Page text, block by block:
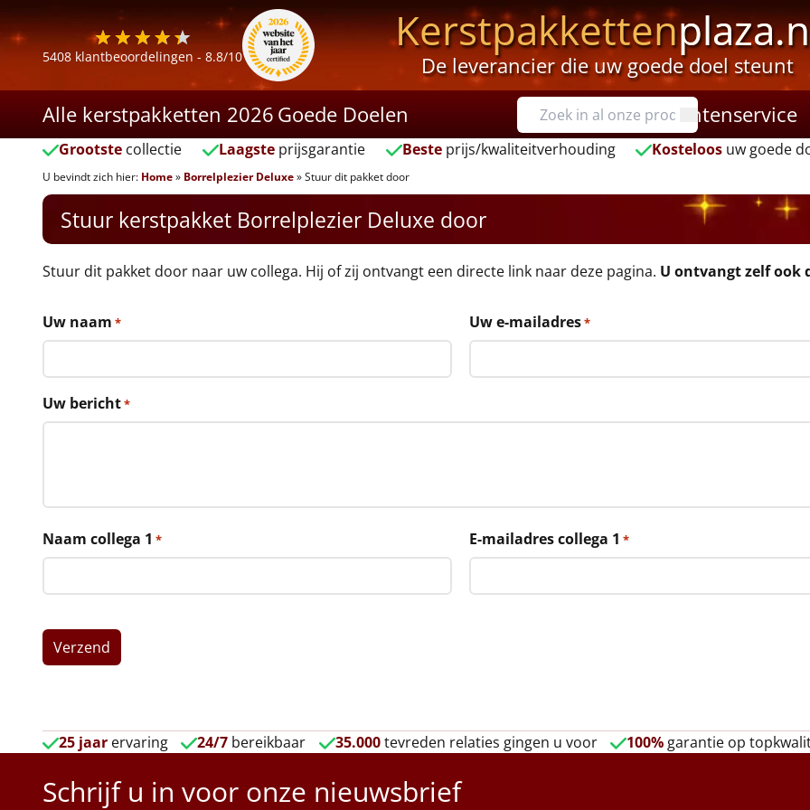
5408 klantbeoordelingen - 8.8/10 Kerstpakketten
De leverancier die uw goede doel steunt
Alle kerstpakketten 2026 Goede Doelen Klantenservice
Grootste collectie Laagsteprijsgarantie Besteprijs/kwaliteitverhouding Kosteloos uw goede
U bevindt zich hier: Home» Borrelplezier Deluxe»Stuur dit pakket door
Stuur kerstpakket Borrelplezier Deluxe door
Stuur dit pakket door naar uw collega. Hij of zij ontvangt een directe link naar deze pagina. U ontvangt zelf ook
Uw naam * Uw e-mailadres*
Uw bericht*
Naam collega 1 * E-mailadres collega 1 *
25 jaar ervaring 24/7 bereikbaar 35.000tevreden relaties gingen u voor 100%garantie op
Schrijf u in voor onze nieuwsbrief